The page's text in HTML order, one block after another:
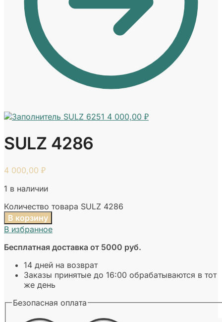
SULZ 6251 4 000,00 ₽
SULZ 4286
4 000,00 ₽
1 в наличии
Количество товара SULZ 4286
В корзину
В избранное
Бесплатная доставка от 5000 руб.
14 дней на возврат
Заказы принятые до 16:00 обрабатываются в тот
же день
Безопасная оплата